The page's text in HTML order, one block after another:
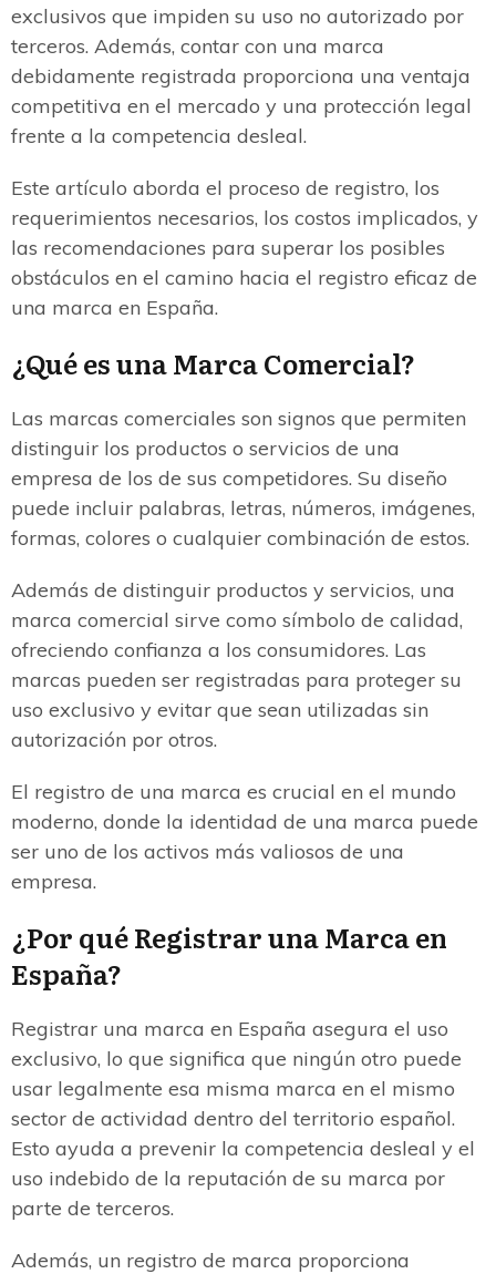
exclusivos que impiden su uso no autorizado por
terceros. Además, contar con una marca
debidamente registrada proporciona una ventaja
competitiva en el mercado y una protección legal
frente a la competencia desleal.
Este artículo aborda el proceso de registro, los
requerimientos necesarios, los costos implicados, y
las recomendaciones para superar los posibles
obstáculos en el camino hacia el registro eficaz de
una marca en España.
¿Qué es una Marca Comercial?
Las marcas comerciales son signos que permiten
distinguir los productos o servicios de una
empresa de los de sus competidores. Su diseño
puede incluir palabras, letras, números, imágenes,
formas, colores o cualquier combinación de estos.
Además de distinguir productos y servicios, una
marca comercial sirve como símbolo de calidad,
ofreciendo confianza a los consumidores. Las
marcas pueden ser registradas para proteger su
uso exclusivo y evitar que sean utilizadas sin
autorización por otros.
El registro de una marca es crucial en el mundo
moderno, donde la identidad de una marca puede
ser uno de los activos más valiosos de una
empresa.
¿Por qué Registrar una Marca en
España?
Registrar una marca en España asegura el uso
exclusivo, lo que significa que ningún otro puede
usar legalmente esa misma marca en el mismo
sector de actividad dentro del territorio español.
Esto ayuda a prevenir la competencia desleal y el
uso indebido de la reputación de su marca por
parte de terceros.
Además, un registro de marca proporciona